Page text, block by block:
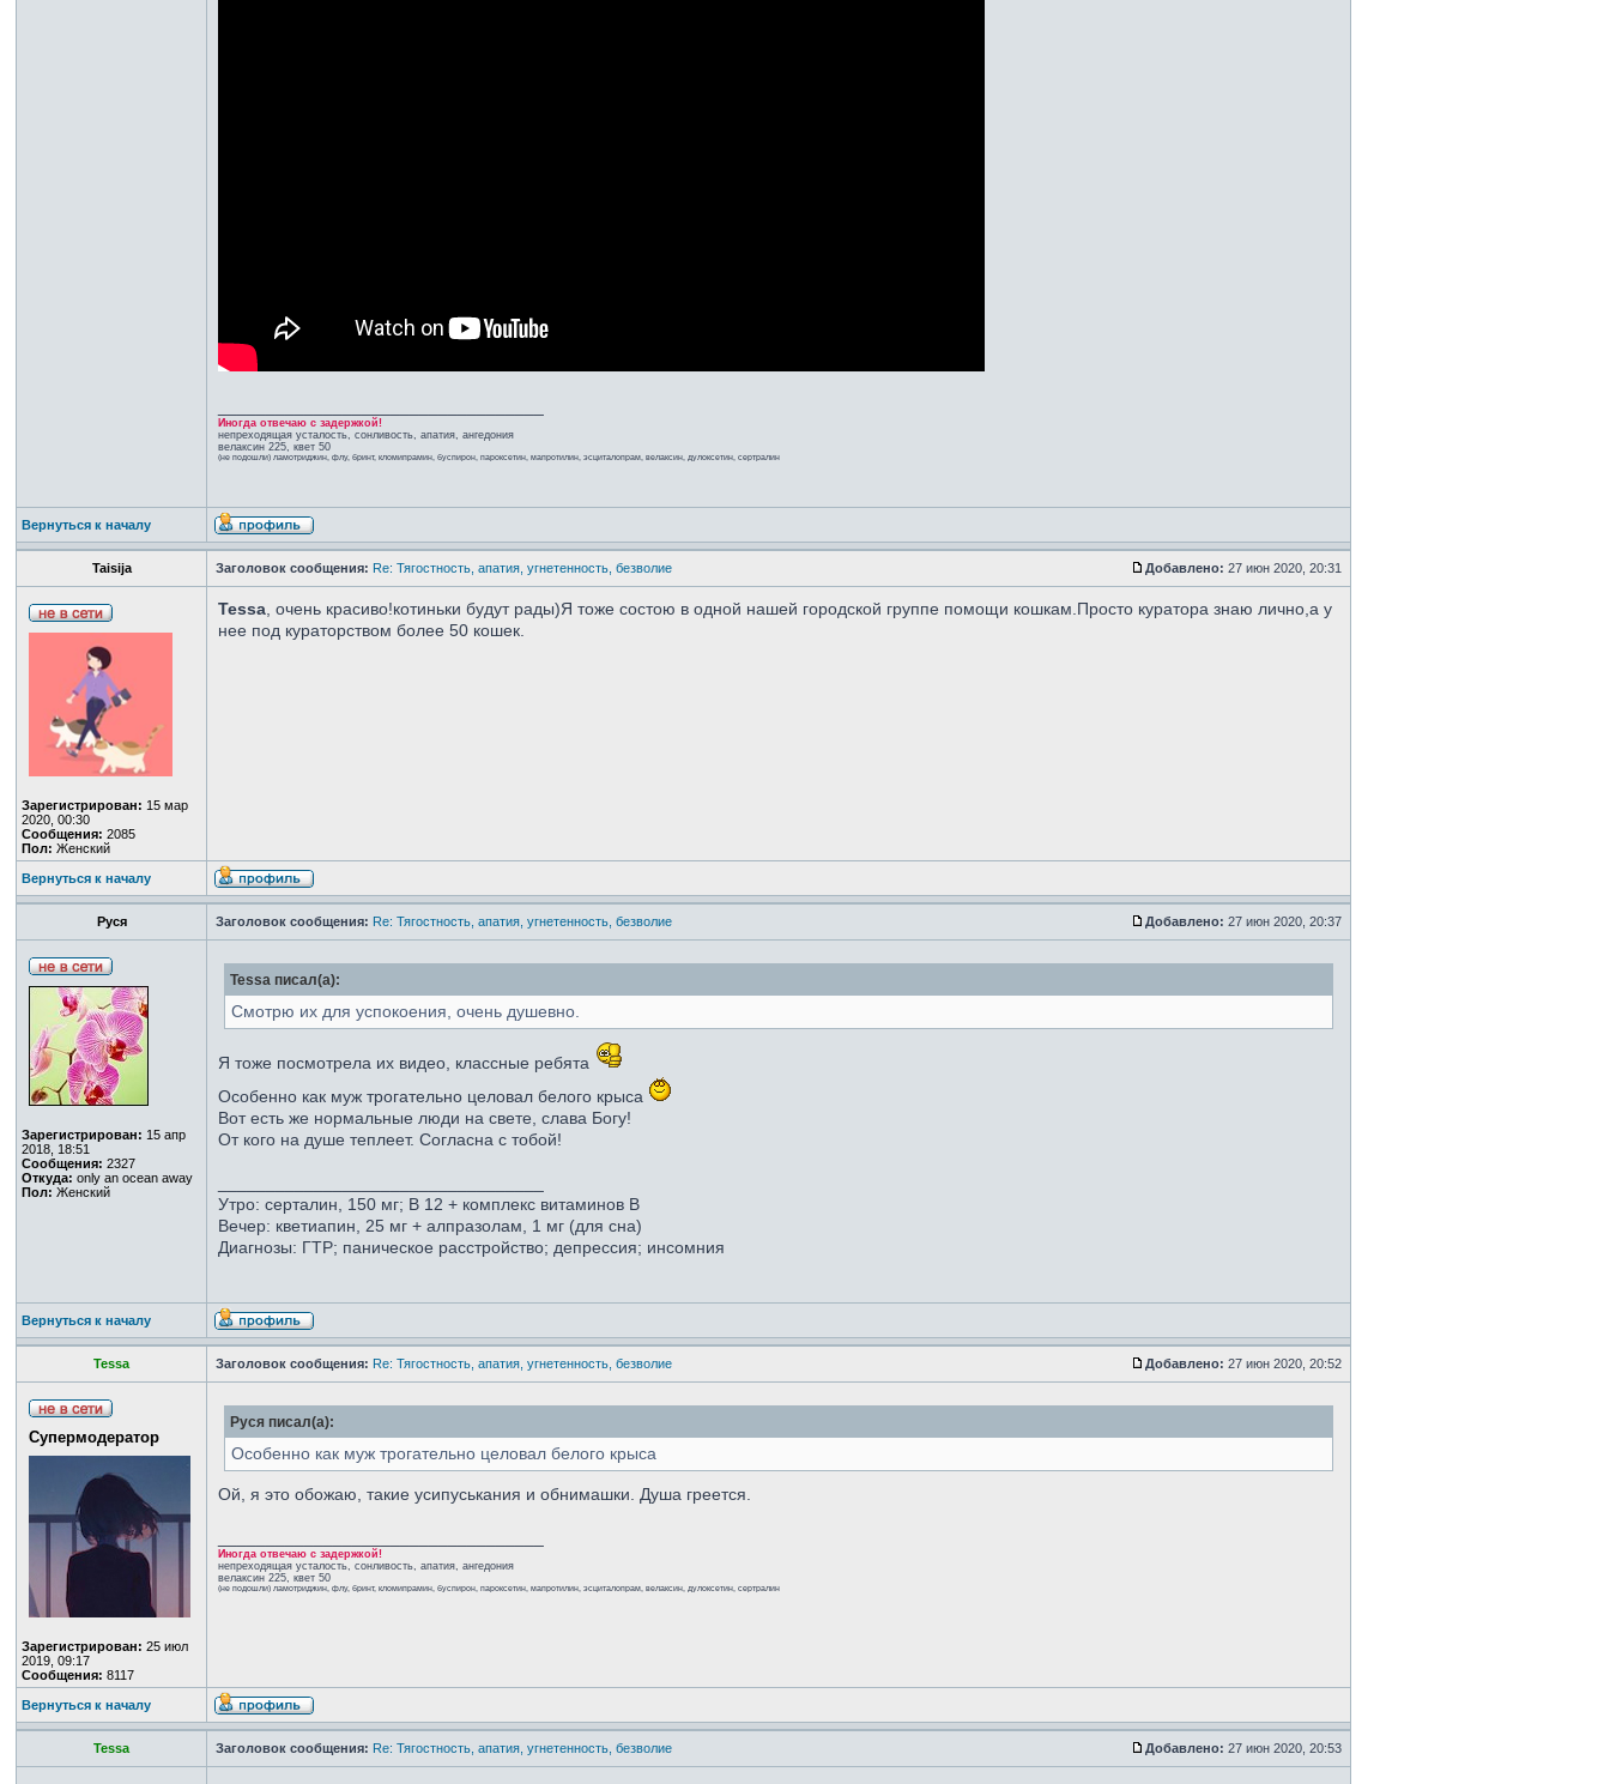
Иногда отвечаю с задержкой!
непреходящая усталость, сонливость, апатия, ангедония
велаксин 225, квет 50
(не подошли) ламотриджин, флу, бринт, кломипрамин, буспирон, пароксетин, мапротилин, эсциталопрам, велаксин, дулоксетин, сертралин
Вернуться к началу
Taisija Заголовок сообщения: Re: Тягостность, апатия, угнетенность, безволие Добавлено: 27 июн 2020, 20:31
Зарегистрирован: 15 мар
2020, 00:30
Сообщения: 2085
Пол: Женский
Tessa , очень красиво!котиньки будут рады)Я тоже состою в одной нашей городской группе помощи кошкам.Просто куратора знаю лично,а у
нее под кураторством более 50 кошек.
Вернуться к началу
Руся Заголовок сообщения: Re: Тягостность, апатия, угнетенность, безволие Добавлено: 27 июн 2020, 20:37
Зарегистрирован: 15 апр
2018, 18:51
Сообщения: 2327
Откуда: only an ocean away
Пол: Женский
Tessa писал(а):
Смотрю их для успокоения, очень душевно.
Я тоже посмотрела их видео, классные ребята
Особенно как муж трогательно целовал белого крыса
Вот есть же нормальные люди на свете, слава Богу!
От кого на душе теплеет. Согласна с тобой!
Утро: серталин, 150 мг; B 12 + комплекс витаминов В
Вечер: кветиапин, 25 мг + алпразолам, 1 мг (для сна)
Диагнозы: ГТР; паническое расстройство; депрессия; инсомния
Вернуться к началу
Tessa Заголовок сообщения: Re: Тягостность, апатия, угнетенность, безволие Добавлено: 27 июн 2020, 20:52
Супермодератор
Зарегистрирован: 25 июл
2019, 09:17
Сообщения: 8117
Руся писал(а):
Особенно как муж трогательно целовал белого крыса
Ой, я это обожаю, такие усипуськания и обнимашки. Душа греется.
Иногда отвечаю с задержкой!
непреходящая усталость, сонливость, апатия, ангедония
велаксин 225, квет 50
(не подошли) ламотриджин, флу, бринт, кломипрамин, буспирон, пароксетин, мапротилин, эсциталопрам, велаксин, дулоксетин, сертралин
Вернуться к началу
Tessa Заголовок сообщения: Re: Тягостность, апатия, угнетенность, безволие Добавлено: 27 июн 2020, 20:53